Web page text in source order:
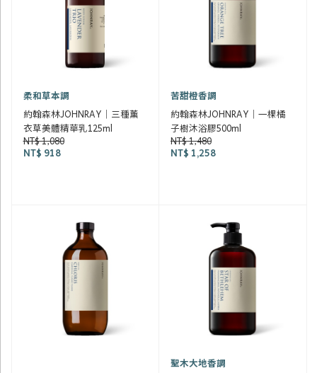
柔和草本調
約翰森林JOHNRAY｜三種薰
衣草美體精華乳125ml
NT$ 1,080
NT$ 918
苦甜橙香調
約翰森林JOHNRAY｜一棵橘
子樹沐浴膠500ml
NT$ 1,480
NT$ 1,258
聖木大地香調